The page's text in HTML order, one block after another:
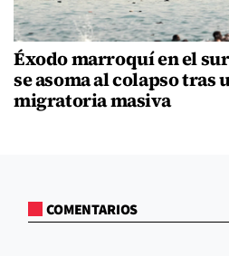
Éxodo marroquí en el
se asoma al colapso tras
migratoria masiva
COMENTARIOS